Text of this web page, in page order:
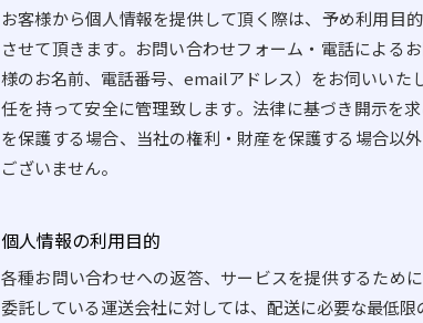
お客様から個人情報を提供して頂く際は、予め利用目
させて頂きます。お問い合わせフォーム・電話による
様のお名前、電話番号、emailアドレス）をお伺いいた
任を持って安全に管理致します。法律に基づき開示を
を保護する場合、当社の権利・財産を保護する場合以
ございません。
個人情報の利用目的
各種お問い合わせへの返答、サービスを提供するため
委託している運送会社に対しては、配送に必要な最低